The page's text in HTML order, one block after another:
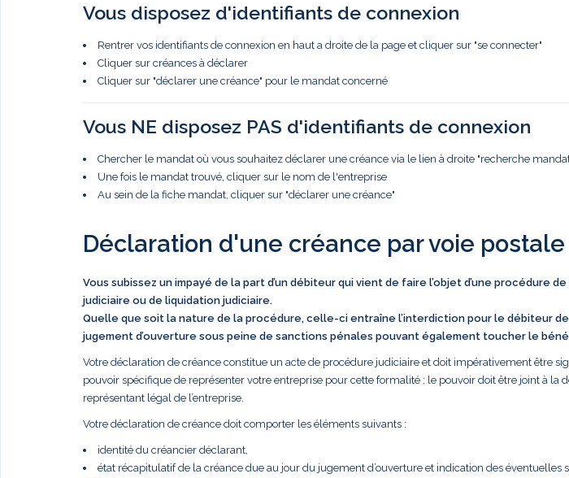
Vous disposez d'identifiants de connexion
Rentrer vos identifiants de connexion en haut a droite de la page et cliquer sur "se connecter"
Cliquer sur créances à déclarer
Cliquer sur "déclarer une créance" pour le mandat concerné
Vous NE disposez PAS d'identifiants de connexion
Chercher le mandat où vous souhaitez déclarer une créance via le lien à droite "recherche
Une fois le mandat trouvé, cliquer sur le nom de l'entreprise
Au sein de la fiche mandat, cliquer sur "déclarer une créance"
Déclaration d'une créance par voie
Vous subissez un impayé de la part d’un débiteur qui vient de faire l’objet d’une procédure
judiciaire ou de liquidation judiciaire.
Quelle que soit la nature de la procédure, celle-ci entraîne l’interdiction pour le débiteur
jugement d’ouverture sous peine de sanctions pénales pouvant également toucher le
Votre déclaration de créance constitue un acte de procédure judiciaire et doit impérativement être
pouvoir spécifique de représenter votre entreprise pour cette formalité ; le pouvoir doit être joint à la
représentant légal de l’entreprise.
Votre déclaration de créance doit comporter les éléments suivants :
identité du créancier déclarant,
état récapitulatif de la créance due au jour du jugement d’ouverture et indication des éventuelles